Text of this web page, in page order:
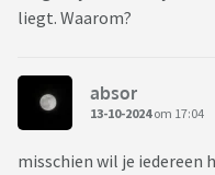
liegt. Waarom?
absor
13-10-2024om 17:04
misschien wil je iedereen